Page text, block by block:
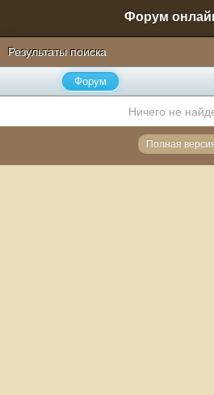
Результаты поиска
Форум
Ничего не
Полная